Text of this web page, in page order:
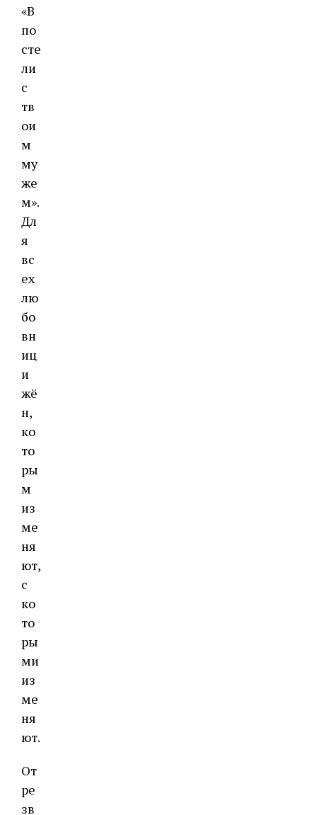
«В
по
сте
ли
с
тв
ои
м
му
же
м».
Дл
я
вс
ех
лю
бо
вн
иц
и
жё
н,
ко
то
ры
м
из
ме
ня
ют,
с
ко
то
ры
ми
из
ме
ня
ют.
От
ре
зв